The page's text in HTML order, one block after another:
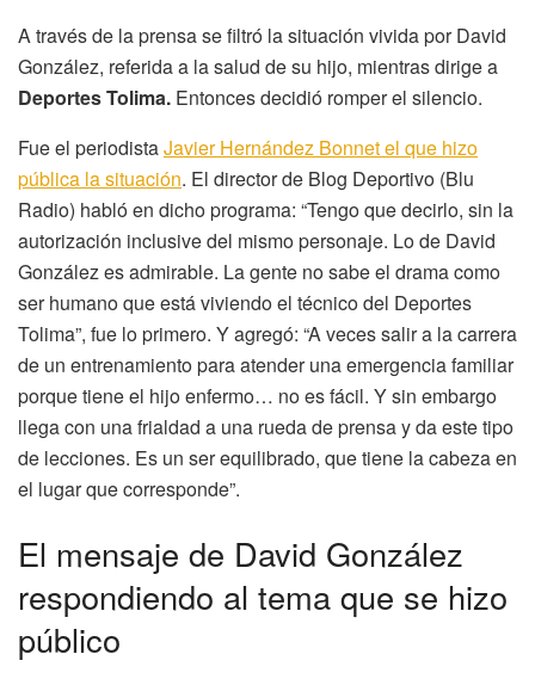
A través de la prensa se filtró la situación vivida por David
González, referida a la salud de su hijo, mientras dirige a
Deportes Tolima. Entonces decidió romper el silencio.
Fue el periodistaJavier Hernández Bonnet el que hizo
pública la situación. El director de Blog Deportivo (Blu
Radio) habló en dicho programa: “Tengo que decirlo, sin la
autorización inclusive del mismo personaje. Lo de David
González es admirable. La gente no sabe el drama como
ser humano que está viviendo el técnico del Deportes
Tolima”, fue lo primero. Y agregó: “A veces salir a la carrera
de un entrenamiento para atender una emergencia familiar
porque tiene el hijo enfermo… no es fácil. Y sin embargo
llega con una frialdad a una rueda de prensa y da este tipo
de lecciones. Es un ser equilibrado, que tiene la cabeza en
el lugar que corresponde”.
El mensaje de David González
respondiendo al tema que se hizo
público